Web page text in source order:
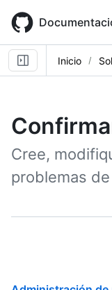
main
content
Inicio
Cree,
problemas